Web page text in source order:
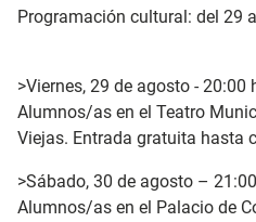
Programación cultural: del 29
>Viernes, 29 de agosto - 20:00
Alumnos/as en el Teatro
Viejas. Entrada gratuita hasta
>Sábado, 30 de agosto –
Alumnos/as en el Palacio de